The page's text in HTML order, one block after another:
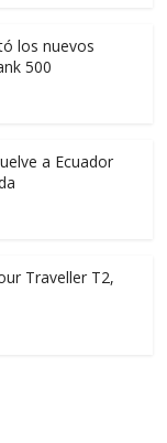
los nuevos
500
a Ecuador
Traveller T2,